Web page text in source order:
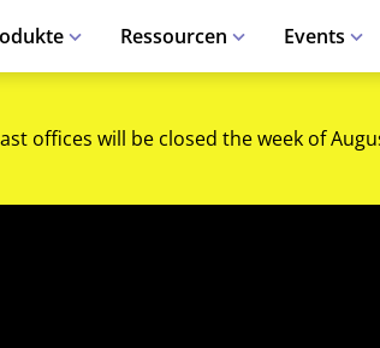
Ressourcen Events
offices will be closed the week of